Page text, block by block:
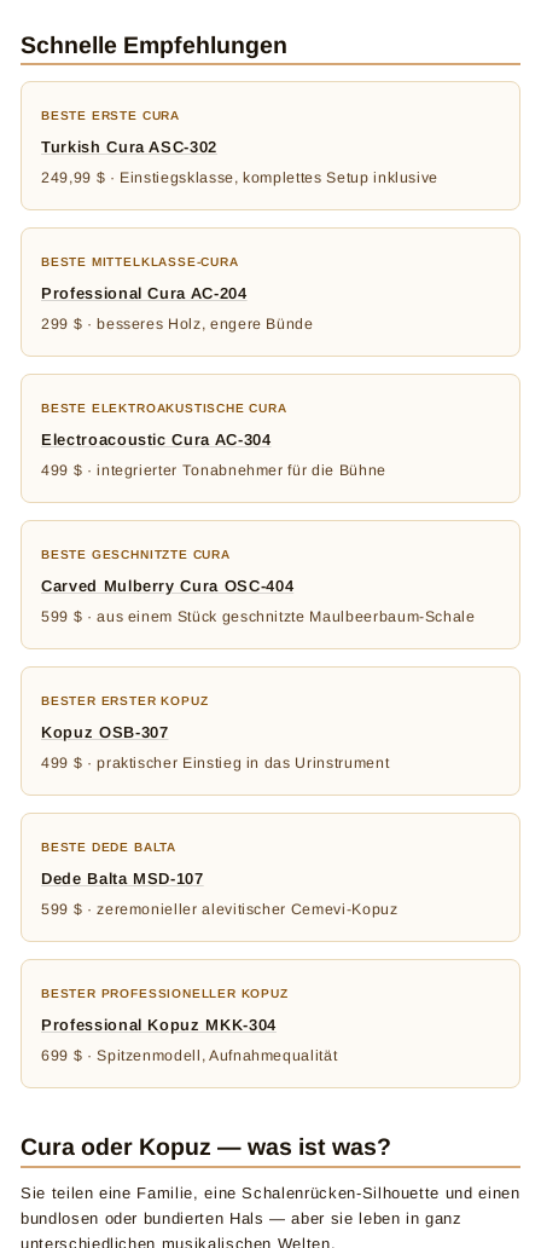
Schnelle Empfehlungen
BESTE ERSTE CURA
Turkish Cura ASC-302
249,99 $ · Einstiegsklasse, komplettes Setup inklusive
BESTE MITTELKLASSE-CURA
Professional Cura AC-204
299 $ · besseres Holz, engere Bünde
BESTE ELEKTROAKUSTISCHE CURA
Electroacoustic Cura AC-304
499 $ · integrierter Tonabnehmer für die Bühne
BESTE GESCHNITZTE CURA
Carved Mulberry Cura OSC-404
599 $ · aus einem Stück geschnitzte Maulbeerbaum-Schale
BESTER ERSTER KOPUZ
Kopuz OSB-307
499 $ · praktischer Einstieg in das Urinstrument
BESTE DEDE BALTA
Dede Balta MSD-107
599 $ · zeremonieller alevitischer Cemevi-Kopuz
BESTER PROFESSIONELLER KOPUZ
Professional Kopuz MKK-304
699 $ · Spitzenmodell, Aufnahmequalität
Cura oder Kopuz — was ist was?
Sie teilen eine Familie, eine Schalenrücken-Silhouette und einen
bundlosen oder bundierten Hals — aber sie leben in ganz
unterschiedlichen musikalischen Welten.